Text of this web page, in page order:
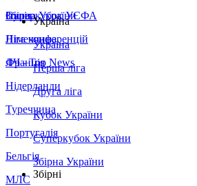
Збірна України
Італія
Німеччина
Франція
Нідерланди
Туреччина
Португалія
Бельгія
МЛС
Суперкубок УЄФА
Ліга конференцій
ЛЧ - Top News
Україна
Україна
Перша ліга
Друга ліга
Кубок України
Суперкубок України
Збірна України
Збірні